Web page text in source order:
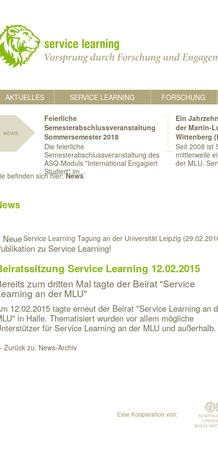
AKTUELLES SERVICE LEARNING FORSCHUNG
Feierliche
Semesterabschlussveranstaltung
Sommersemester 2018
Die feierliche
Semesterabschlussveranstaltung des
ASQ-Moduls "International Engagiert
Studiert" im...
Ein
der Martin-
Wittenberg
Seit 2008 ist
mittlerweile
der MLU.
befinden sich hier:News
Service Learning Tagung an der Universität Leipzig
Neue
zu Service Learning!
Service Learning 12.02.2015
zum dritten Mal tagte der Beirat "Service
an der MLU"
12.02.2015 tagte erneut der Beirat "Service Learning an
in Halle. Thematisiert wurden vor allem mögliche
für Service Learning an der MLU und außerhalb.
Zurück zu: News-Archiv